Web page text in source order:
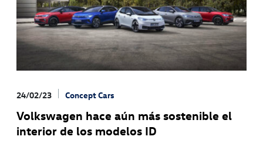
24/02/23 Concept Cars
Volkswagen hace aún más sostenible el
interior de los modelos ID